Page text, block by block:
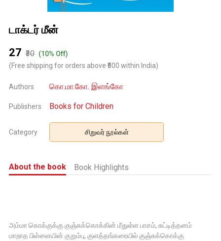
டாக்டர் மீன்
₹27 ₹30 (10% Off)
(Free shipping for orders above ₹500 within India)
Authors கொ.மா.கோ. இளங்கோ
Publishers Books for Children
Category சிறுவர் நூல்கள்
About the book Book Highlights
அம்மா கொக்குக்கு குஞ்சுக்கொக்கின் மீதுள்ள பாசம், சுட்டித்தனம்
மாறாத பிள்ளையின் குறும்பு, குளத்தங்கரையில் குஞ்சுக்கொக்கு